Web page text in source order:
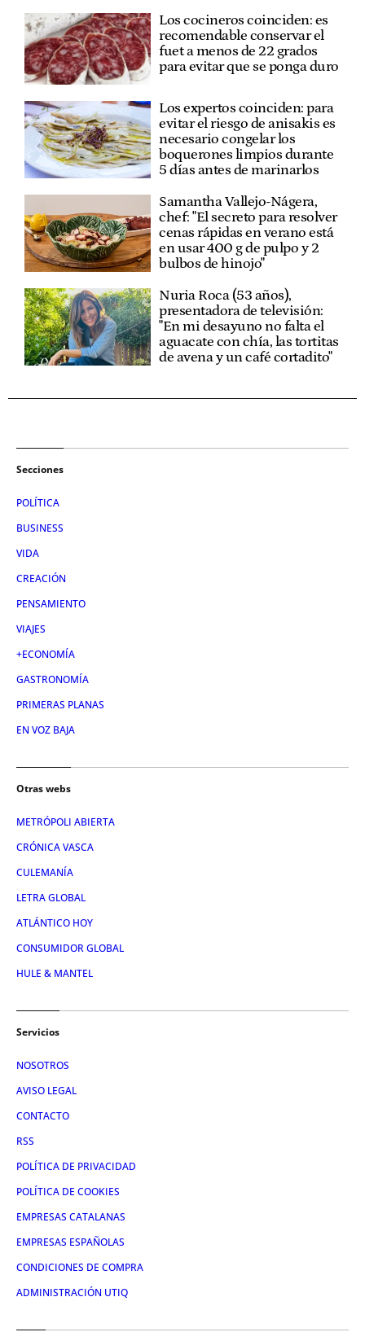
Los cocineros coinciden: es
recomendable conservar el
fuet a menos de 22 grados
para evitar que se ponga duro
Los expertos coinciden: para
evitar el riesgo de anisakis es
necesario congelar los
boquerones limpios durante
5 días antes de marinarlos
Samantha Vallejo-Nágera,
chef: "El secreto para resolver
cenas rápidas en verano está
en usar 400 g de pulpo y 2
bulbos de hinojo"
Nuria Roca (53 años),
presentadora de televisión:
"En mi desayuno no falta el
aguacate con chía, las tortitas
de avena y un café cortadito"
Secciones
POLÍTICA
BUSINESS
VIDA
CREACIÓN
PENSAMIENTO
VIAJES
+ECONOMÍA
GASTRONOMÍA
PRIMERAS PLANAS
EN VOZ BAJA
Otras webs
METRÓPOLI ABIERTA
CRÓNICA VASCA
CULEMANÍA
LETRA GLOBAL
ATLÁNTICO HOY
CONSUMIDOR GLOBAL
HULE & MANTEL
Servicios
NOSOTROS
AVISO LEGAL
CONTACTO
RSS
POLÍTICA DE PRIVACIDAD
POLÍTICA DE COOKIES
EMPRESAS CATALANAS
EMPRESAS ESPAÑOLAS
CONDICIONES DE COMPRA
ADMINISTRACIÓN UTIQ